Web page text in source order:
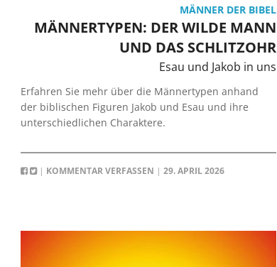
MÄNNER DER BIBEL
MÄNNERTYPEN: DER WILDE MANN
UND DAS SCHLITZOHR
Esau und Jakob in uns
Erfahren Sie mehr über die Männertypen anhand
der biblischen Figuren Jakob und Esau und ihre
unterschiedlichen Charaktere.
| KOMMENTAR VERFASSEN | 29. APRIL 2026